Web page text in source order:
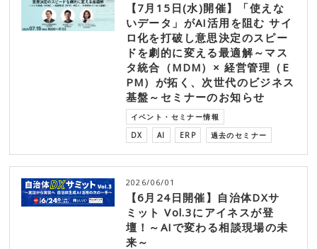
【7月15日(水)開催】「使えな
いデータ」がAI活用を阻む サイ
ロ化を打破し意思決定のスピー
ドを劇的に変える最適解～マス
タ統合（MDM）× 経営管理（E
PM）が拓く、次世代のビジネス
基盤～セミナーのお知らせ
イベント・セミナー情報
DX
AI ERP 過去のセミナー
2026/06/01
【6月24日開催】自治体DXサ
ミット Vol.3にアイネスが登
壇！～AIで変わる相談現場の未
来～